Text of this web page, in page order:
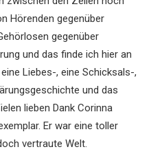
Hörenden gegenüber
gegenüber
und das finde ich hier an
Liebes-, eine Schicksals-,
und das
lieben Dank Corinna
Er war eine toller
vertraute Welt.